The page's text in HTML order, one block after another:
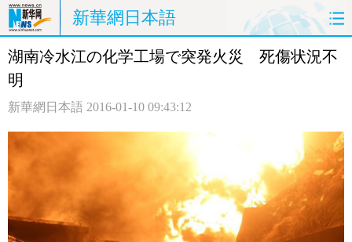
新華網日本語
ホームページ 政治 経済
写真
湖南冷水江の化学工場で突発火災 死傷状況不
明
新華網日本語 2016-01-10 09:43:12